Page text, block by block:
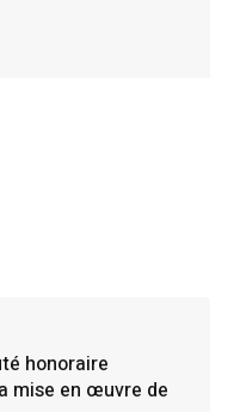
honoraire
mise en œuvre de